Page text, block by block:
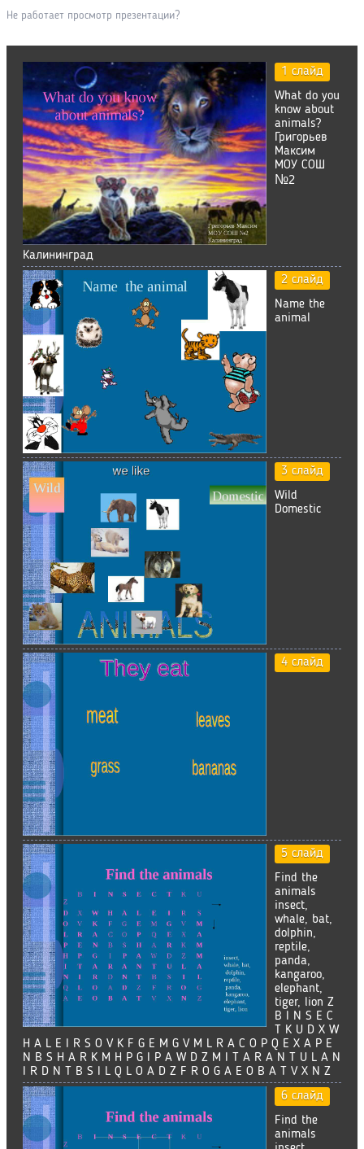
Не работает просмотр презентации?
1 слайд
What do you
know about
animals?
Григорьев
Максим
МОУ СОШ
№2
Калининград
2 слайд
Name the
animal
3 слайд
Wild
Domestic
4 слайд
5 слайд
Find the
animals
insect,
whale, bat,
dolphin,
reptile,
panda,
kangaroo,
elephant,
tiger, lion Z
B I N S E C
T K U D X W
H A L E I R S O V K F G E M G V M L R A C O P Q E X A P E
N B S H A R K M H P G I P A W D Z M I T A R A N T U L A N
I R D N T B S I L Q L O A D Z F R O G A E O B A T V X N Z
6 слайд
Find the
animals